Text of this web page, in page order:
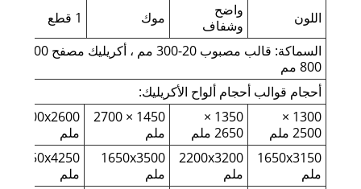
اللون
واضح
وشفاف
موك
1 قطع
800 مم
أحجام قوالب أحجام ألواح الأكريليك:
1300 ×
2500 ملم
1350 ×
2650 ملم
1450 × 2700
ملم
1600x2600
ملم
1650x3150
ملم
2200x3200
ملم
1650x3500
ملم
2750x4250
ملم